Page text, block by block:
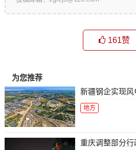
161赞
为您推荐
新疆钢企实现
地方
重庆调整部分行